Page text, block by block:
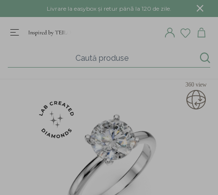
Livrare la easybox și retur până la 120 de zile.
360 view